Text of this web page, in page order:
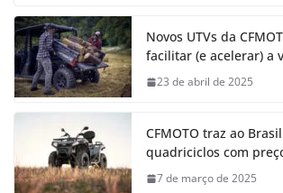
Novos UTVs da
facilitar (e acelerar) a
23 de abril de 2025
CFMOTO traz ao
quadriciclos com
7 de março de 2025